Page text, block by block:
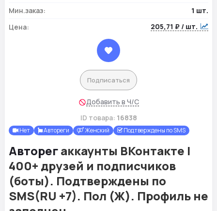
Мин.заказ:
1 шт.
Цена:
205,71 ₽ / шт.
Подписаться
Добавить в Ч/С
ID товара: 16838
Нет Автореги Женский Подтверждены по SMS
Авторегаккаунты ВКонтакте |
400+ друзей и подписчиков
(боты). Подтверждены по
SMS(RU +7). Пол (Ж). Профиль не